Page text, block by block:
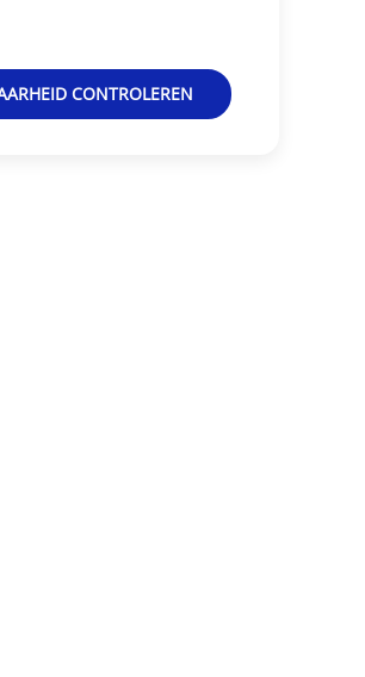
CONTROLEREN